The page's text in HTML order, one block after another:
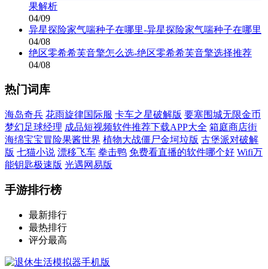
果解析
04/09
异星探险家气喘种子在哪里-异星探险家气喘种子在哪里
04/08
绝区零希希芙音擎怎么选-绝区零希希芙音擎选择推荐
04/08
热门词库
海岛奇兵 花雨旋律国际服 卡车之星破解版 要塞围城无限金币
梦幻足球经理 成品短视频软件推荐下载APP大全 箱庭商店街
海绵宝宝冒险果酱世界 植物大战僵尸金坷垃版 古堡派对破解
版 七猫小说 漂移飞车 拳击鸭 免费看直播的软件哪个好 Wifi万
能钥匙极速版 光遇网易版
手游排行榜
最新排行
最热排行
评分最高